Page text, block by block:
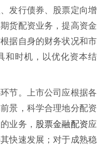
发行债券、股票定向增
货配资业务，提高资金
据自身的财务状况和市
和时机，以优化资本结
节。上市公司应根据各
景，科学合理地分配资
业务， 股票金融配资应
快速发展；对于成熟稳